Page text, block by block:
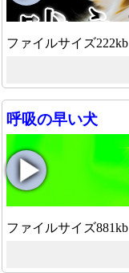
ファイルサイズ222kb
呼吸の早い犬
ファイルサイズ881kb